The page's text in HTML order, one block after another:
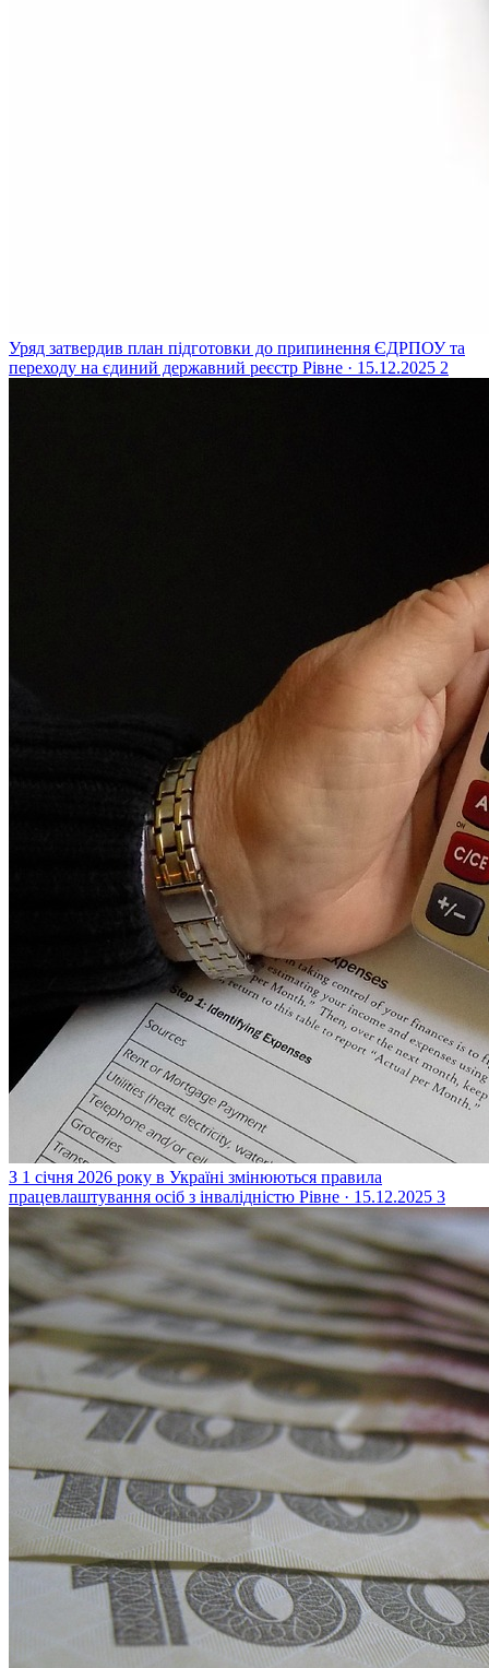
Уряд затвердив план підготовки до припинення ЄДРПОУ та
переходу на єдиний державний реєстр Рівне · 15.12.2025 2
З 1 січня 2026 року в Україні змінюються правила
працевлаштування осіб з інвалідністю Рівне · 15.12.2025 3